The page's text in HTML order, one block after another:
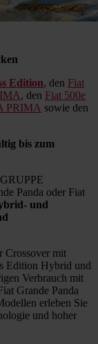
Edition, den Fiat
, den Fiat 500e
PRIMA sowie den
bis zum
Panda oder Fiat
und
Crossover mit
Edition Hybrid und
Verbrauch mit
Grande Panda
erleben Sie
und hoher